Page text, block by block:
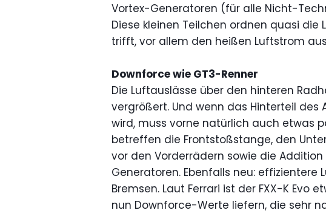
Vortex-Generatoren (für alle Nicht-
Diese kleinen Teilchen ordnen quasi die
trifft, vor allem den heißen Luftstrom
Downforce wie GT3-Renner
Die Luftauslässe über den hinteren
vergrößert. Und wenn das Hinterteil
wird, muss vorne natürlich auch etwas
betreffen die Frontstoßstange, den
vor den Vorderrädern sowie die
Generatoren. Ebenfalls neu: effizientere
Bremsen. Laut Ferrari ist der FXX-K Evo
nun Downforce-Werte liefern, die sehr